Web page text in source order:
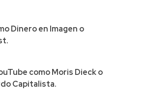
Dinero en Imagen o
como Moris Dieck o
Capitalista.